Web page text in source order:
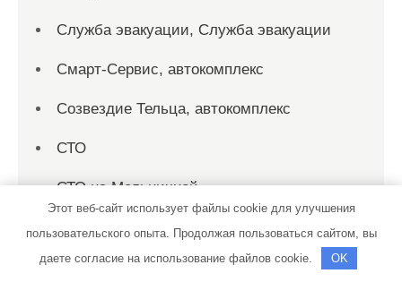
Служба эвакуации, Служба эвакуации
Смарт-Сервис, автокомплекс
Созвездие Тельца, автокомплекс
СТО
СТО на Мельничной
СТО на Мельничной
СТО24
Этот веб-сайт использует файлы cookie для улучшения
пользовательского опыта. Продолжая пользоваться сайтом, вы
даете согласие на использование файлов cookie.
OK